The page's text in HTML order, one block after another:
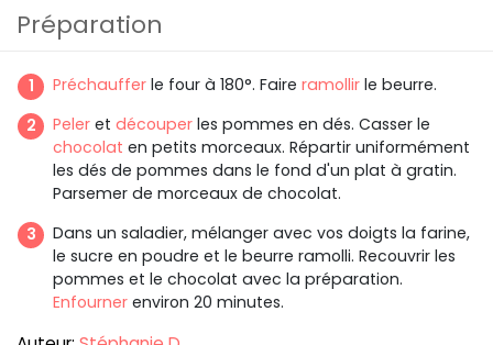
Préparation
Préchauffer le four à 180°. Faire ramollir le beurre.
Peler et découper les pommes en dés. Casser le
chocolat en petits morceaux. Répartir uniformément
les dés de pommes dans le fond d'un plat à gratin.
Parsemer de morceaux de chocolat.
Dans un saladier, mélanger avec vos doigts la farine,
le sucre en poudre et le beurre ramolli. Recouvrir les
pommes et le chocolat avec la préparation.
Enfourner environ 20 minutes.